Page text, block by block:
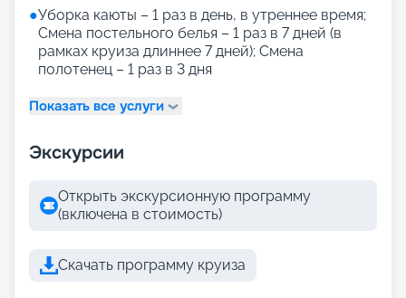
●Уборка каюты – 1 раз в день, в утреннее время;
Смена постельного белья – 1 раз в 7 дней (в
рамках круиза длиннее 7 дней); Смена
полотенец – 1 раз в 3 дня
Показать все услуги
Экскурсии
Открыть экскурсионную программу
(включена в стоимость)
Скачать программу круиза